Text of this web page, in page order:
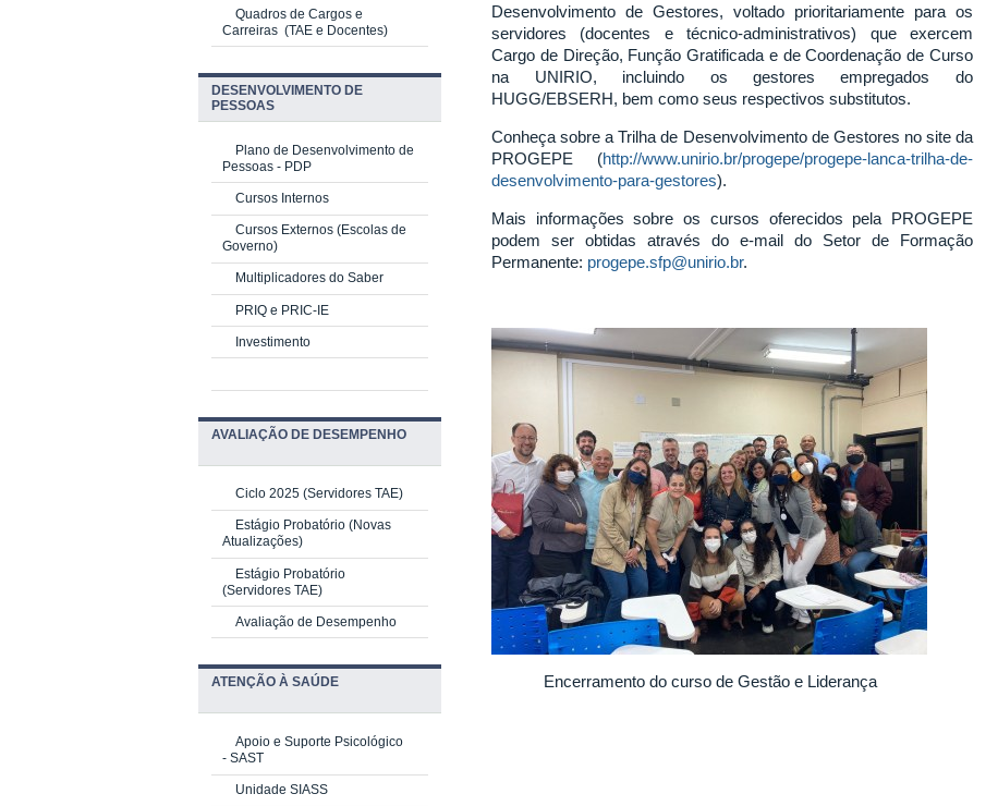
Desenvolvimento de Gestores, voltado prioritariamente para os
servidores (docentes e técnico-administrativos) que exercem
Cargo de Direção, Função Gratificada e de Coordenação de Curso
na UNIRIO, incluindo os gestores empregados do
HUGG/EBSERH, bem como seus respectivos substitutos.
Conheça sobre a Trilha de Desenvolvimento de Gestores no site da
PROGEPE (http://www.unirio.br/progepe/progepe-lanca-trilha-de-
desenvolvimento-para-gestores).
Mais informações sobre os cursos oferecidos pela PROGEPE
podem ser obtidas através do e-mail do Setor de Formação
Permanente: progepe.sfp@unirio.br.
Encerramento do curso de Gestão e Liderança
Quadros de Cargos e
Carreiras (TAE e Docentes)
DESENVOLVIMENTO DE
PESSOAS
Plano de Desenvolvimento de
Pessoas - PDP
Cursos Internos
Cursos Externos (Escolas de
Governo)
Multiplicadores do Saber
PRIQ e PRIC-IE
Investimento
AVALIAÇÃO DE DESEMPENHO
Ciclo 2025 (Servidores TAE)
Estágio Probatório (Novas
Atualizações)
Estágio Probatório
(Servidores TAE)
Avaliação de Desempenho
ATENÇÃO À SAÚDE
Apoio e Suporte Psicológico
- SAST
Unidade SIASS